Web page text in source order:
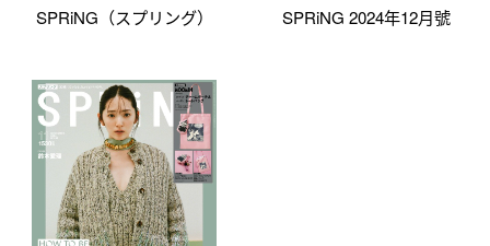
SPRiNG（スプリング） SPRiNG 2024年12月號